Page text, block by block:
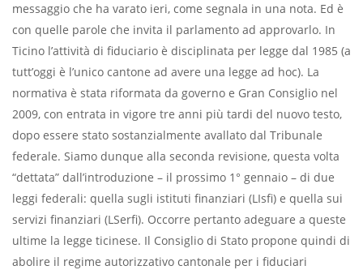
messaggio che ha varato ieri, come segnala in una nota. Ed è
con quelle parole che invita il parlamento ad approvarlo. In
Ticino l’attività di fiduciario è disciplinata per legge dal 1985 (a
tutt’oggi è l’unico cantone ad avere una legge ad hoc). La
normativa è stata riformata da governo e Gran Consiglio nel
2009, con entrata in vigore tre anni più tardi del nuovo testo,
dopo essere stato sostanzialmente avallato dal Tribunale
federale. Siamo dunque alla seconda revisione, questa volta
“dettata” dall’introduzione – il prossimo 1° gennaio – di due
leggi federali: quella sugli istituti finanziari (LIsfi) e quella sui
servizi finanziari (LSerfi). Occorre pertanto adeguare a queste
ultime la legge ticinese. Il Consiglio di Stato propone quindi di
abolire il regime autorizzativo cantonale per i fiduciari